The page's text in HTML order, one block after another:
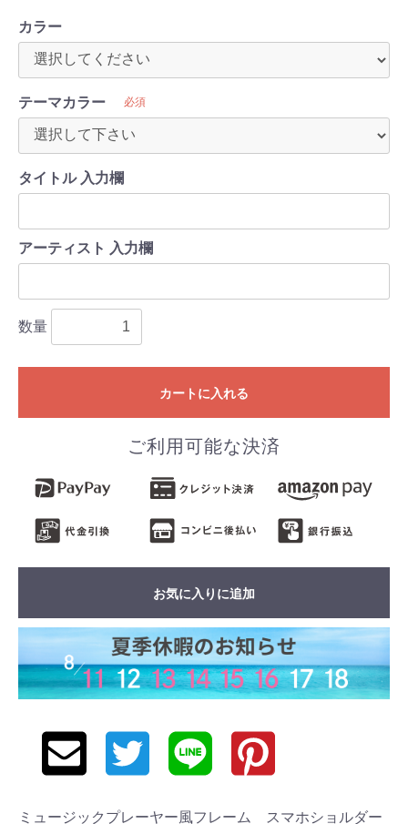
カラー
テーマカラー 必須
タイトル 入力欄
アーティスト 入力欄
数量
カートに入れる
ご利用可能な決済
お気に入りに追加
ミュージックプレーヤー風フレーム スマホショルダー